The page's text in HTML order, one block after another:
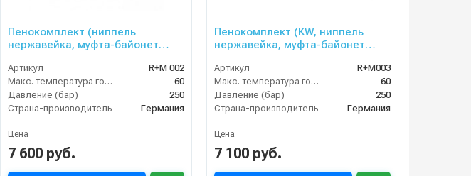
Пенокомплект (ниппель
нержавейка, муфта-байонет
Артикул
R+M 002
Макс. температура горячей воды (°C)
60
Давление (бар)
250
Страна-производитель
Германия
Цена
7 600 руб.
Пенокомплект (KW, ниппель
нержавейка, муфта-байонет
Артикул
R+M003
Макс. температура горячей воды (°C)
60
Давление (бар)
250
Страна-производитель
Германия
Цена
7 100 руб.